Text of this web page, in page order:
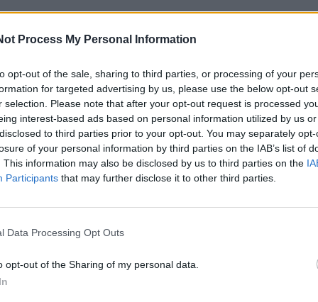
Process My Personal Information
opt-out of the sale, sharing to third parties, or processing of your
for targeted advertising by us, please use the below opt-out
selection. Please note that after your opt-out request is processed
interest-based ads based on personal information utilized by us
to third parties prior to your opt-out. You may separately
of your personal information by third parties on the IAB’s list of
This information may also be disclosed by us to third parties on the
Participants that may further disclose it to other third parties.
Data Processing Opt Outs
opt-out of the Sharing of my personal data.
tuomet eisiu daryti kitų darbų (…). Kaip matote,
dar stipri“, – akcentavo jis. ]
LSDP pirmininkas Mindaugas Sinkevičius užsiminė,
sakęs, kad nebemato savo politinės ateities.
(savo politinės ateities – ELTA). Jis bent man yra